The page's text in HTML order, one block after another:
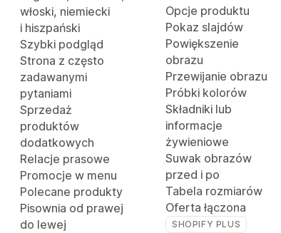
włoski, niemiecki
i hiszpański
Szybki podgląd
Strona z często
zadawanymi
pytaniami
Sprzedaż
produktów
dodatkowych
Relacje prasowe
Promocje w menu
Polecane produkty
Pisownia od prawej
do lewej
Opcje produktu
Pokaz slajdów
Powiększenie
obrazu
Przewijanie obrazu
Próbki kolorów
Składniki lub
informacje
żywieniowe
Suwak obrazów
przed i po
Tabela rozmiarów
Oferta łączona
SHOPIFY PLUS